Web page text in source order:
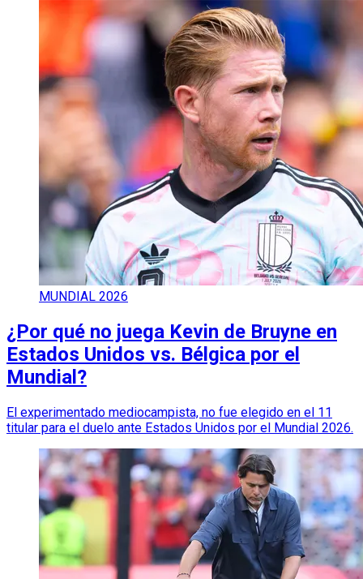
MUNDIAL 2026
¿Por qué no juega Kevin de Bruyne en
Estados Unidos vs. Bélgica por el
Mundial?
El experimentado mediocampista, no fue elegido en el 11
titular para el duelo ante Estados Unidos por el Mundial 2026.